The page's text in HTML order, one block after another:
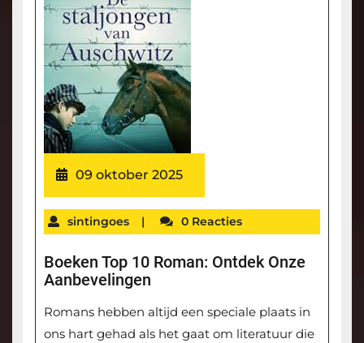
09 oktober 2025
sintingoes | 0 Reacties
Boeken Top 10 Roman: Ontdek Onze
Aanbevelingen
Romans hebben altijd een speciale plaats in
ons hart gehad als het gaat om literatuur die